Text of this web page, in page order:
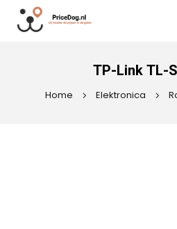
TP-Link TL-
Home Elektronica